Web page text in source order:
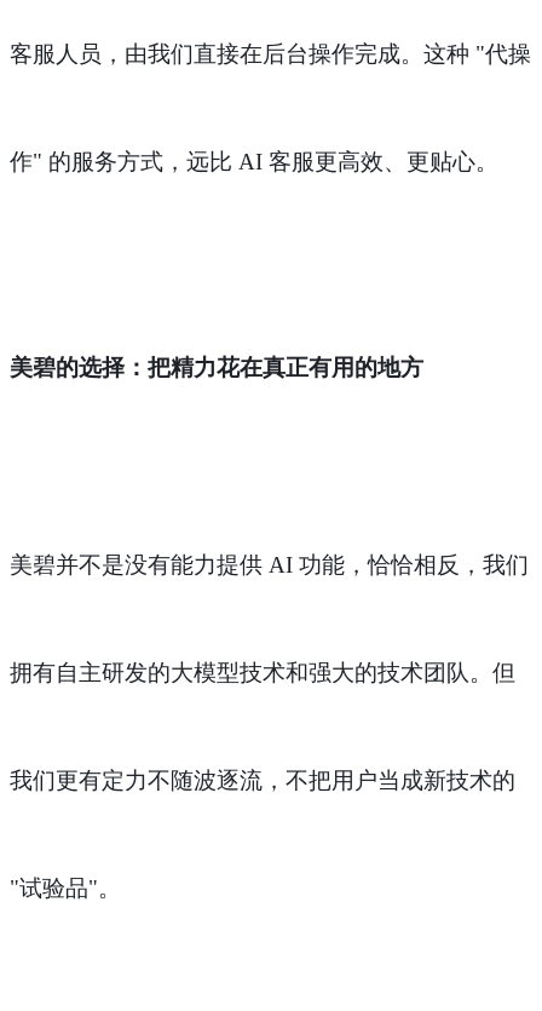
客服人员，由我们直接在后台操作完成。这种 "代操
作" 的服务方式，远比 AI 客服更高效、更贴心。
美碧的选择：把精力花在真正有用的地方
美碧并不是没有能力提供 AI 功能，恰恰相反，我们
拥有自主研发的大模型技术和强大的技术团队。但
我们更有定力不随波逐流，不把用户当成新技术的
"试验品"。